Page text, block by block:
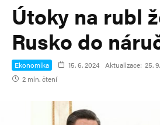
Útoky na rubl
Rusko do
Ekonomika 15. 6. 2024 Aktualizace: 25.
2 min. čtení